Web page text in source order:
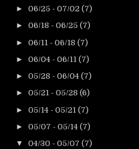
► 06/25 - 07/02 (7)
► 06/18 - 06/25 (7)
► 06/11 - 06/18 (7)
► 06/04 - 06/11 (7)
► 05/28 - 06/04 (7)
► 05/21 - 05/28 (6)
► 05/14 - 05/21 (7)
► 05/07 - 05/14 (7)
▼ 04/30 - 05/07 (7)